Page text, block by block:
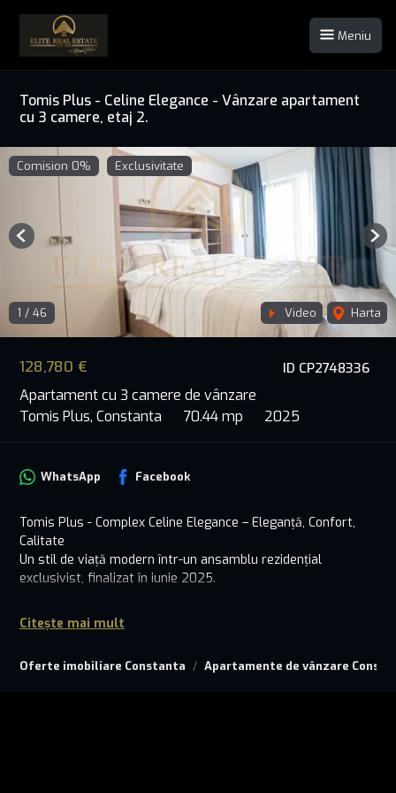
Meniu
Tomis Plus - Celine Elegance - Vânzare apartament
cu 3 camere, etaj 2.
ID CP2748336
128,780 €
Apartament cu 3 camere de vânzare
Tomis Plus, Constanta
70.44 mp 2025
Comision 0% Exclusivitate
1 / 46 Video Harta
Previous
Oferte imobiliare Constanta Apartamente de vânzare
WhatsApp Facebook
Tomis Plus - Complex Celine Elegance – Eleganță, Confort,
Calitate
Un stil de viață modern într-un ansamblu rezidențial
exclusivist, finalizat în iunie 2025.
nemobilat.
Situat în inima uneia dintre cele mai căutate zone ale
Citește mai mult